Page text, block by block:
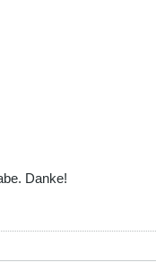
Danke!